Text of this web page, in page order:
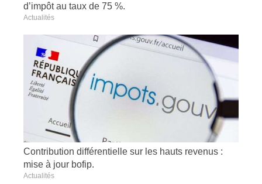
d’impôt au taux de 75 %.
Actualités
Contribution différentielle sur les hauts revenus :
mise à jour bofip.
Actualités